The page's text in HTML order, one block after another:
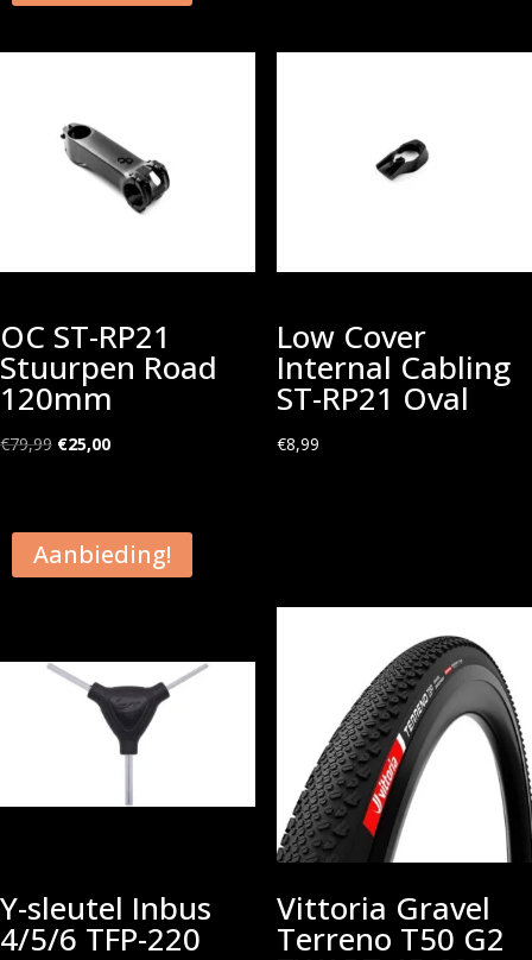
OC ST-RP21
Stuurpen Road
120mm
€79,99 Oorspronkelijke
€79,99.
€25,00Huidige
€25,00.
Low Cover
Internal Cabling
ST-RP21 Oval
€8,99
Aanbieding!
Y-sleutel Inbus
4/5/6 TFP-220
Vittoria Gravel
Terreno T50 G2